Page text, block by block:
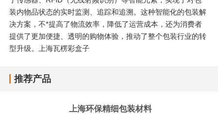
装内物品状态的实时监测、追踪和追溯。这种智能化的包装解
决方案，不*提高了物流效率，降低了运营成本，还为消费者
提供了更加便捷、透明的购物体验，推动了整个包装行业的转
型升级。上海瓦楞彩盒子
推荐产品
上海环保精细包装材料